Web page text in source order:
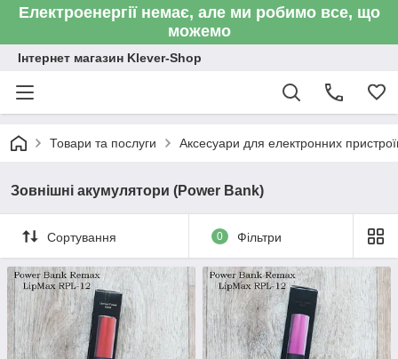
Електроенергії немає, але ми робимо все, що
можемо
Інтернет магазин Klever-Shop
Товари та послуги Аксесуари для електронних
Зовнішні акумулятори (Power Bank)
Сортування 0 Фільтри